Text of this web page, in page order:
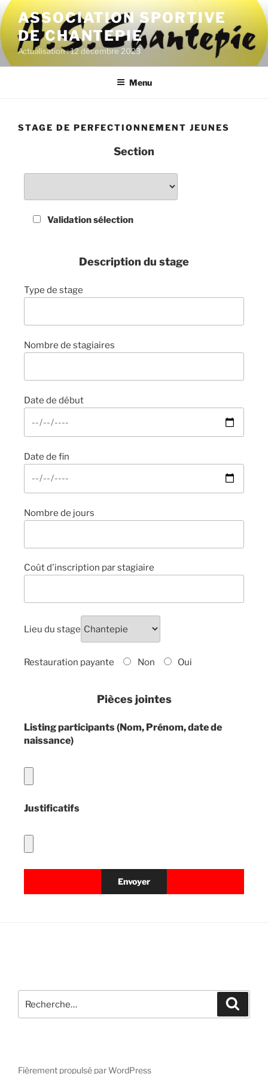
Aller
au
contenu
principal
ASSOCIATION SPORTIVE
DE CHANTEPIE
Actualisation : 12 décembre 2023
Menu
STAGE DE PERFECTIONNEMENT JEUNES
Section
Validation sélection
Description du stage
Type de stage
Nombre de stagiaires
Date de début
Date de fin
Nombre de jours
Coût d'inscription par stagiaire
Lieu du stage
Restauration payante Non Oui
Pièces jointes
Listing participants (Nom, Prénom, date de
naissance)
Justificatifs
pour
Fièrement propulsé par WordPress